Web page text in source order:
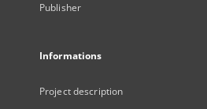
Publisher
Informations
Project description